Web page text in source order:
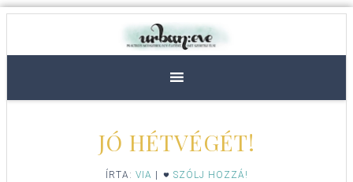
JÓ HÉTVÉGÉT!
ÍRTA: VIA SZÓLJ HOZZÁ!